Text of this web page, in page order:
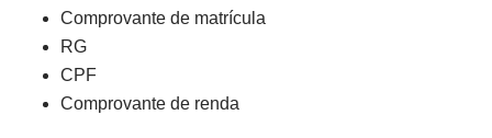
Comprovante de matrícula
RG
CPF
Comprovante de renda